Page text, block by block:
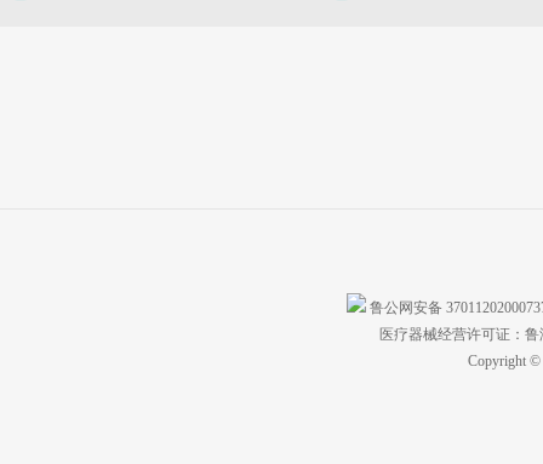
鲁公网安备
医疗器械经营许可证：
Copyright